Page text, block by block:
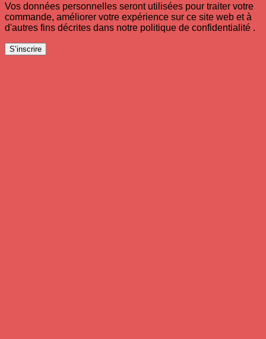
Vos données personnelles seront utilisées pour traiter votre
commande, améliorer votre expérience sur ce site web et à
d'autres fins décrites dans notre politique de confidentialité .
S’inscrire